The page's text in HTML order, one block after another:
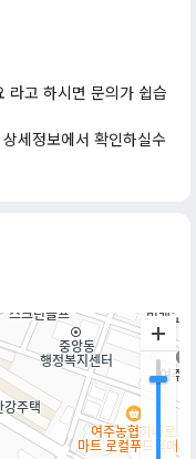
라고 하시면 문의가 쉽습
세정보에서 확인하실수